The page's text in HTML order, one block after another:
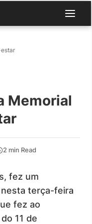
Memorial
2 min Read
fez um
terça-feira
fez ao
11 de